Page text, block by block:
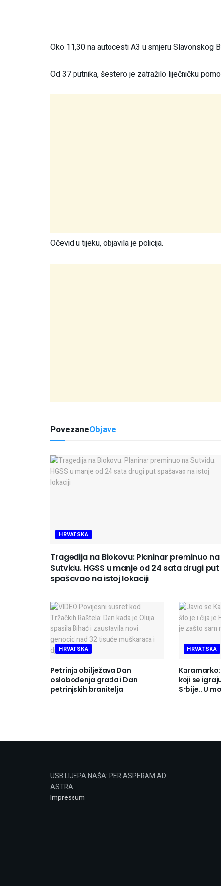
Oko 11,30 na autocesti A3 u smjeru Slavonskog
Od 37 putnika, šestero je zatražilo liječničku
Očevid u tijeku, objavila je policija.
PovezaneObjave
HRVATSKA
Tragedija na Biokovu: Planinar preminuo na
Sutvidu. HGSS u manje od 24 sata drugi put
spašavao na istoj lokaciji
HRVATSKA
Petrinja obilježava Dan
oslobođenja grada i Dan
petrinjskih branitelja
HRVATSKA
koji se
Srbije.. U
USB LIJEPA NAŠA: PER ASPERAM AD
ASTRA
Impressum